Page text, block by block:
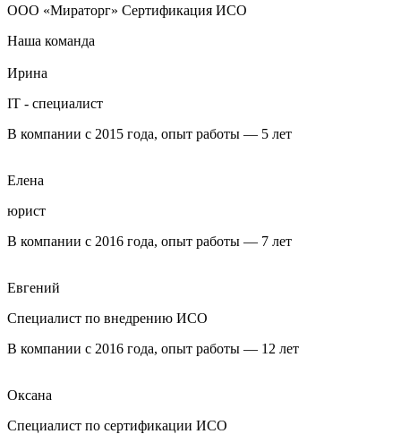
ООО «Мираторг» Сертификация ИСО
Наша команда
Ирина
IT - специалист
В компании с 2015 года, опыт работы — 5 лет
Елена
юрист
В компании с 2016 года, опыт работы — 7 лет
Евгений
Специалист по внедрению ИСО
В компании с 2016 года, опыт работы — 12 лет
Оксана
Специалист по сертификации ИСО